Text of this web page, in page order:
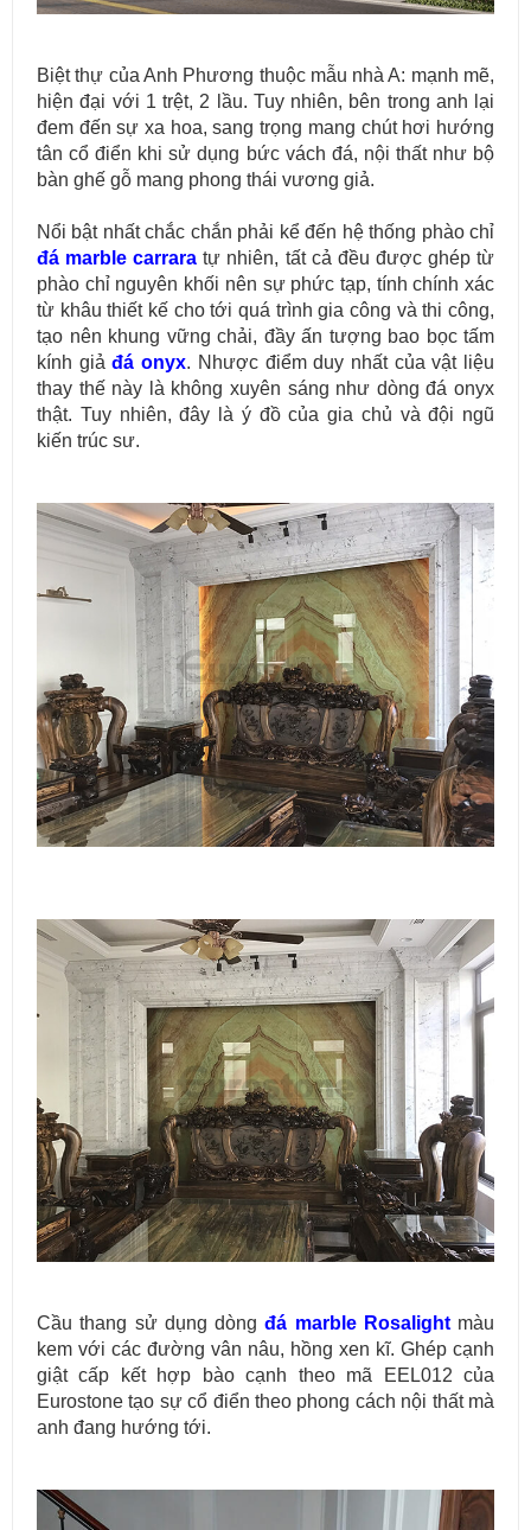
Biệt thự của Anh Phương thuộc mẫu nhà A: mạnh mẽ,
hiện đại với 1 trệt, 2 lầu. Tuy nhiên, bên trong anh lại
đem đến sự xa hoa, sang trọng mang chút hơi hướng
tân cổ điển khi sử dụng bức vách đá, nội thất như bộ
bàn ghế gỗ mang phong thái vương giả.
Nổi bật nhất chắc chắn phải kể đến hệ thống phào chỉ
đá marble carrara tự nhiên, tất cả đều được ghép từ
phào chỉ nguyên khối nên sự phức tạp, tính chính xác
từ khâu thiết kế cho tới quá trình gia công và thi công,
tạo nên khung vững chải, đầy ấn tượng bao bọc tấm
kính giảđá onyx. Nhược điểm duy nhất của vật liệu
thay thế này là không xuyên sáng như dòng đá onyx
thật. Tuy nhiên, đây là ý đồ của gia chủ và đội ngũ
kiến trúc sư.
Cầu thang sử dụng dòngđá marble Rosalightmàu
kem với các đường vân nâu, hồng xen kĩ. Ghép cạnh
giật cấp kết hợp bào cạnh theo mã EEL012 của
Eurostone tạo sự cổ điển theo phong cách nội thất mà
anh đang hướng tới.